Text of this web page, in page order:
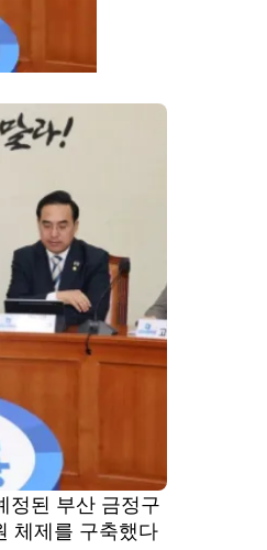
정된 부산 금정구
체제를 구축했다